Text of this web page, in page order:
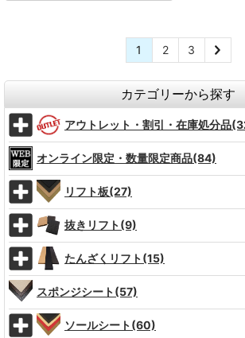
1 2 3
カテゴリーから探す
アウトレット・割引・在庫処分品
オンライン限定・数量限定商品(84)
リフト板(27)
抜きリフト(9)
たんざくリフト(15)
スポンジシート(57)
ソールシート(60)